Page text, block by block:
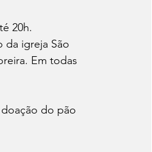
20h.
da igreja São
Em todas
do pão